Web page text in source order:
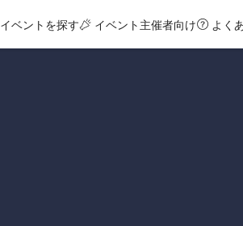
イベントを探す イベント主催者向け よく